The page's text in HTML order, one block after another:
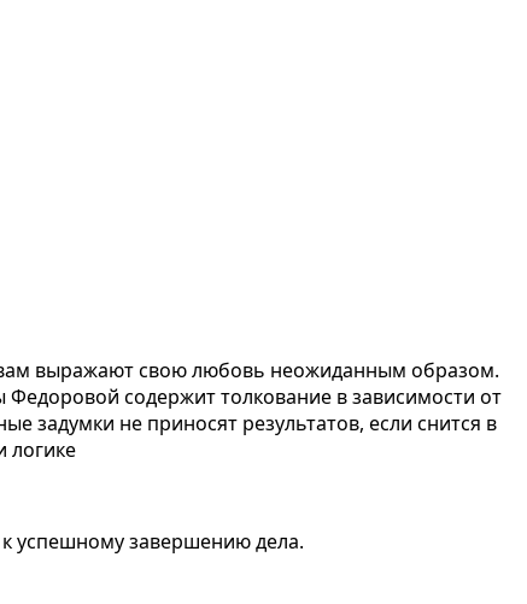
выражают свою любовь неожиданным образом.
содержит толкование в зависимости от
задумки не приносят результатов, если снится в
логике
успешному завершению дела.